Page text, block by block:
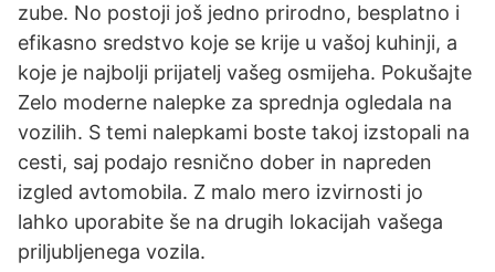
zube. No postoji još jedno prirodno, besplatno i
efikasno sredstvo koje se krije u vašoj kuhinji, a
koje je najbolji prijatelj vašeg osmijeha. Pokušajte
Zelo moderne nalepke za sprednja ogledala na
vozilih. S temi nalepkami boste takoj izstopali na
cesti, saj podajo resnično dober in napreden
izgled avtomobila. Z malo mero izvirnosti jo
lahko uporabite še na drugih lokacijah vašega
priljubljenega vozila.